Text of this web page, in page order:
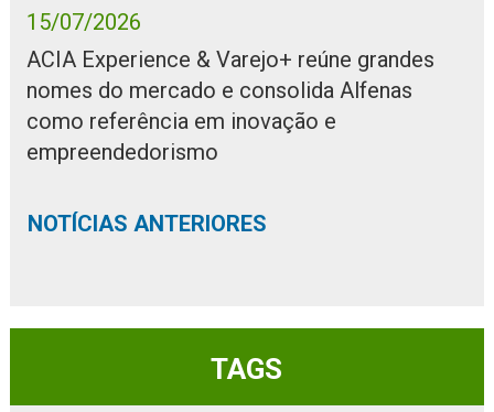
15/07/2026
ACIA Experience & Varejo+ reúne grandes
nomes do mercado e consolida Alfenas
como referência em inovação e
empreendedorismo
NOTÍCIAS ANTERIORES
TAGS